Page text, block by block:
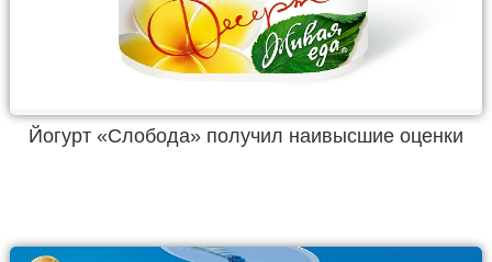
Йогурт «Слобода» получил наивысшие оценки